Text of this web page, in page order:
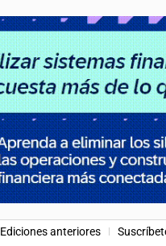
Ediciones anteriores